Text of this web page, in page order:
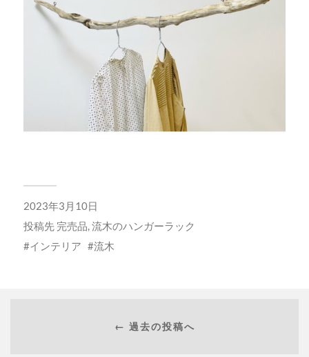
2023年3月10日
投稿先 完売品,流木のハンガーラック
インテリア
流木
← 過去の投稿へ